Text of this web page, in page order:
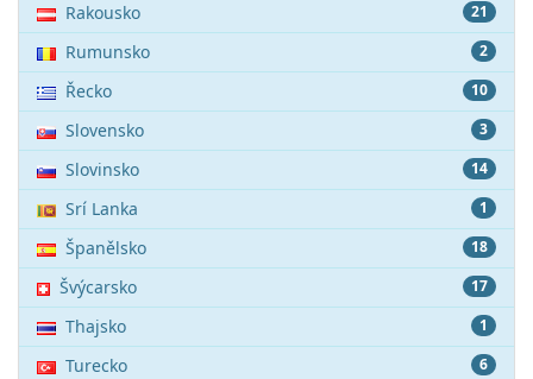
21
Rakousko
2
Rumunsko
10
Řecko
3
Slovensko
14
Slovinsko
1
Srí Lanka
18
Španělsko
17
Švýcarsko
1
Thajsko
6
Turecko